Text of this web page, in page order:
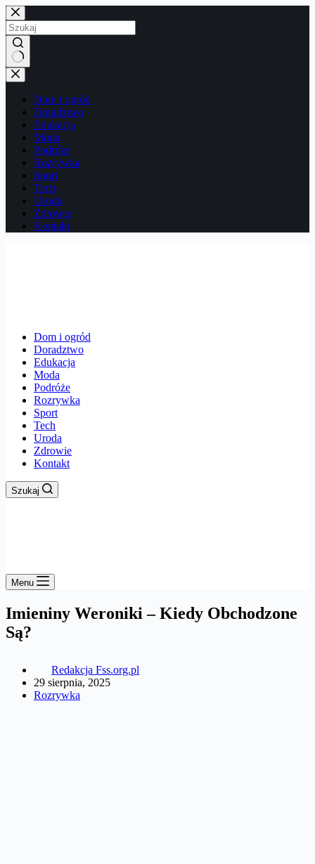
Przejdź
do
treści
Brak
wyników
Dom i ogród
Doradztwo
Edukacja
Moda
Podróże
Rozrywka
Sport
Tech
Uroda
Zdrowie
Kontakt
Dom i ogród
Doradztwo
Edukacja
Moda
Podróże
Rozrywka
Sport
Tech
Uroda
Zdrowie
Kontakt
Szukaj
Menu
Imieniny Weroniki – Kiedy Obchodzone
Są?
Redakcja Fss.org.pl
29 sierpnia, 2025
Rozrywka